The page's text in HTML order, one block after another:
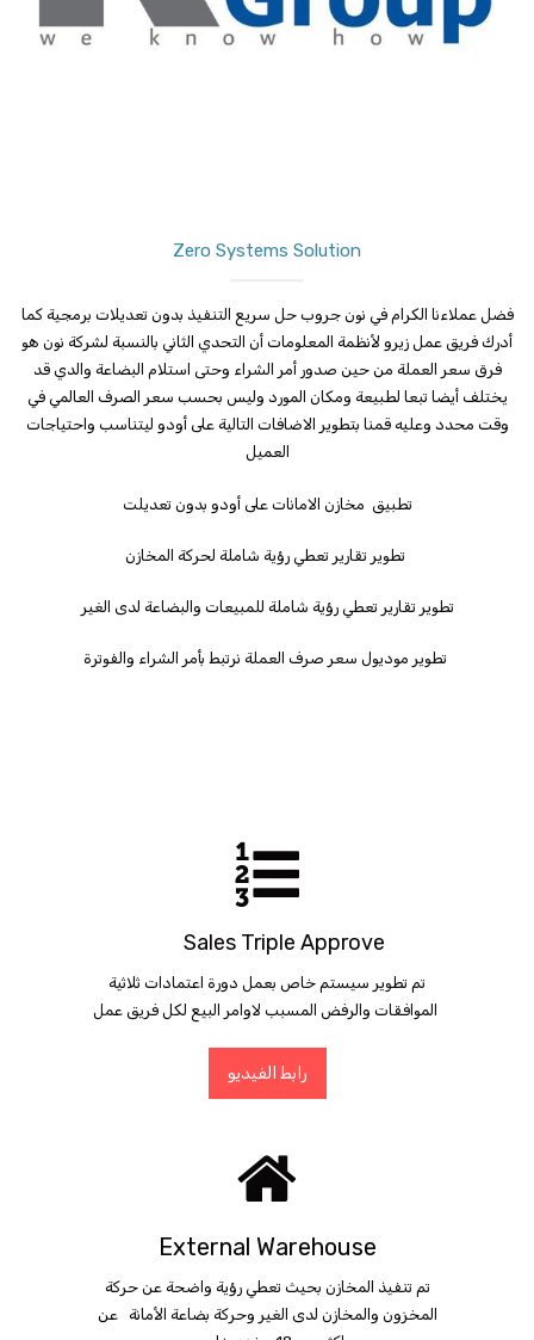
Zero Systems Solution
فضل عملاءنا الكرام في نون جروب حل سريع التنفيذ بدون تعديلات برمجية كما
أدرك فريق عمل زيرو لأنظمة المعلومات أن التحدي الثاني بالنسبة لشركة نون هو
فرق سعر العملة من حين صدور أمر الشراء وحتى استلام البضاعة والدي قد
يختلف أيضا تبعا لطبيعة ومكان المورد وليس بحسب سعر الصرف العالمي في
وقت محدد وعليه قمنا بتطوير الاضافات التالية على أودو ليتناسب واحتياجات
العميل
تطبيق مخازن الامانات على أودو بدون تعديلت
تطوير تقارير تعطي رؤية شاملة للمبيعات والبضاعة لدى الغير
Sales Triple Approve
تم تطوير سيستم خاص بعمل دورة اعتمادات ثلاثية
رابط الفيديو
External Warehouse
تم تنفيذ المخازن بحيث تعطي رؤية واضحة عن حركة
المخزون والمخازن لدى الغير وحركة بضاعة الأمانة عن